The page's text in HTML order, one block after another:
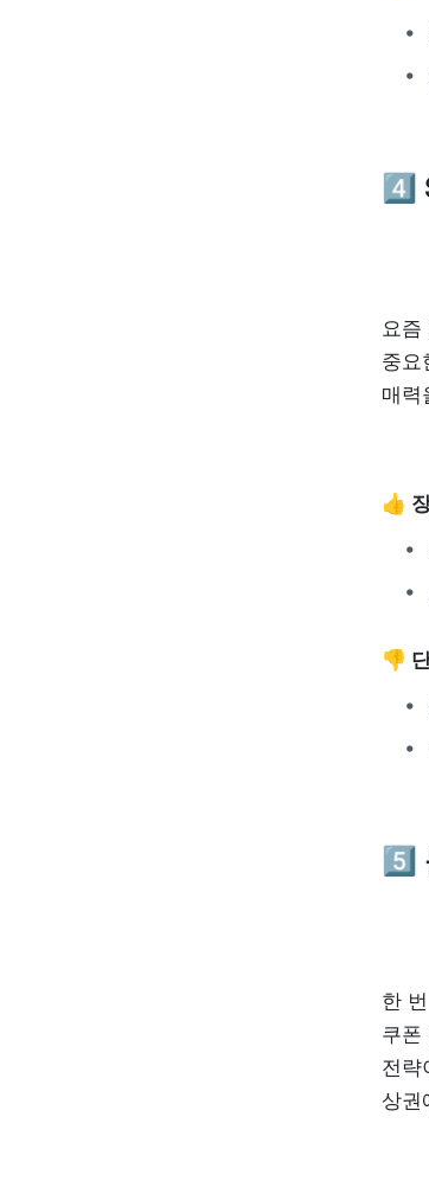
4️⃣
요즘
중요
매력
👍
👎
5️⃣
한
쿠폰
전략
상권